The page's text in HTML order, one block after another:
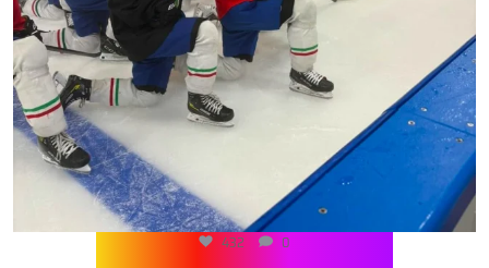
432 0